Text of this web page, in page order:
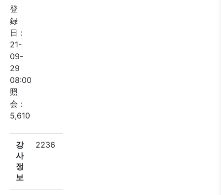
登
録
日：
21-
09-
29
08:00
照
会：
5,610
강
사
정
보
2236